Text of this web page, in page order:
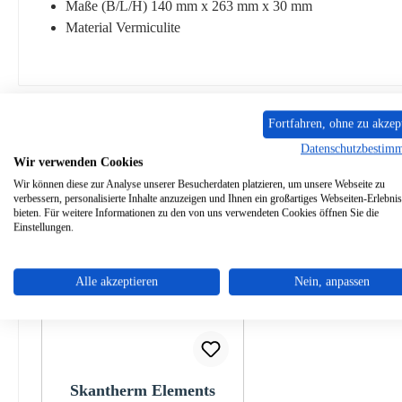
Maße (B/L/H) 140 mm x 263 mm x 30 mm
Material Vermiculite
Produktgalerie überspringen
Skantherm Elements
Fortfahren, ohne zu
Wir verwenden Cookies
Wir können diese zur Analyse unserer Besucherdaten platzieren, um unsere Webseite zu
verbessern, personalisierte Inhalte anzuzeigen und Ihnen ein großartiges Webseiten-
bieten. Für weitere Informationen zu den von uns verwendeten Cookies öffnen Sie die
Einstellungen.
Alle akzeptieren Nein, anpassen